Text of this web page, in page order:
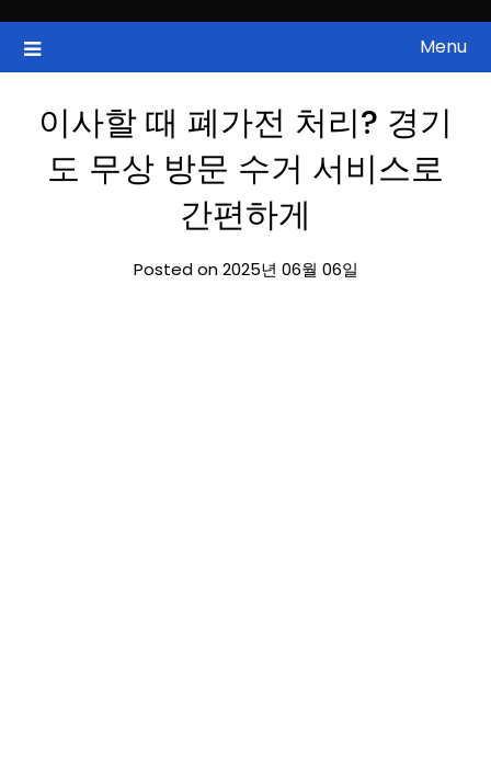
content
ZAN 주식정보
국내증시, 해외증시, 급등주, 낙폭과대, 골든크로스, 상한가, 하한가 등
의 주식 정보.
Menu
이사할 때 폐가전 처리? 경기
도 무상 방문 수거 서비스로
간편하게
Posted on 2025년 06월 06일